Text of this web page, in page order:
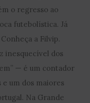
o regresso ao
futebolística. Já
a Filvip.
inesquecível dos
— é um contador
um dos maiores
Na Grande